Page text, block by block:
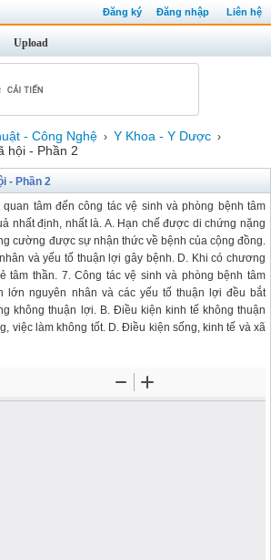
Đăng ký Đăng nhập Liên hệ
Upload
- Công Nghệ › Y Khoa - Y Dược ›
hội - Phần 2
- Phần 2
tâm đến công tác vệ sinh và phòng bệnh tâm
nhất định, nhất là. A. Hạn chế được di chứng nặng
cường được sự nhận thức về bệnh của cộng đồng.
và yếu tố thuận lợi gây bệnh. D. Khi có chương
tâm thần. 7. Công tác vệ sinh và phòng bệnh tâm
lớn nguyên nhân và các yếu tố thuận lợi đều bắt
không thuận lợi. B. Điều kiện kinh tế không thuận
việc làm không tốt. D. Điều kiện sống, kinh tế và xã